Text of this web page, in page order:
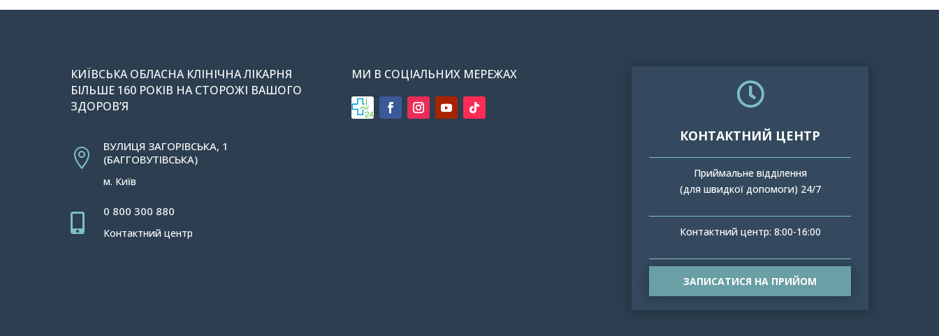
КИЇВСЬКА ОБЛАСНА КЛІНІЧНА ЛІКАРНЯ
БІЛЬШЕ 160 РОКІВ НА СТОРОЖІ ВАШОГО
ЗДОРОВ’Я

ВУЛИЦЯ ЗАГОРІВСЬКА, 1
(БАГГОВУТІВСЬКА)
м. Київ

0 800 300 880
Контактний центр
МИ В СОЦІАЛЬНИХ МЕРЕЖАХ

КОНТАКТНИЙ ЦЕНТР
Приймальне відділення
(для швидкої допомоги) 24/7
Контактний центр: 8:00-16:00
ЗАПИСАТИСЯ НА ПРИЙОМ